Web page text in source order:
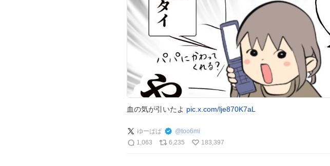
血の気が引いたよ pic.x.com/lje870K7aL
ゆーぱぱ @too6mi
1,063
6,235 183,397